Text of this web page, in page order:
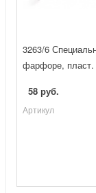
3263/6
фарфоре,
58 руб.
Артикул